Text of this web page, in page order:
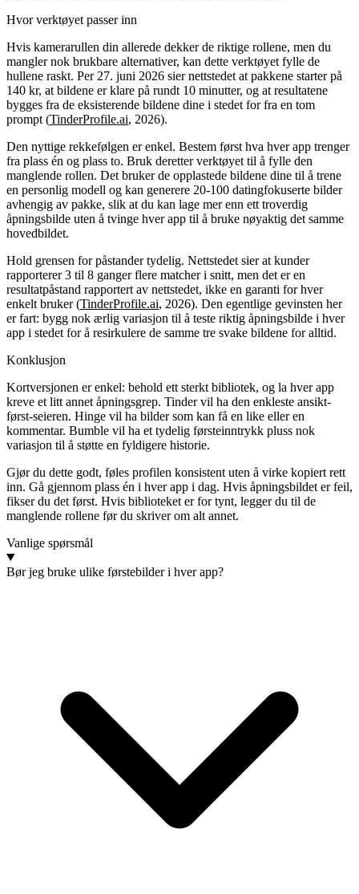
Hvor verktøyet passer inn
Hvis kamerarullen din allerede dekker de riktige rollene, men du
mangler nok brukbare alternativer, kan dette verktøyet fylle de
hullene raskt. Per 27. juni 2026 sier nettstedet at pakkene starter på
140 kr, at bildene er klare på rundt 10 minutter, og at resultatene
bygges fra de eksisterende bildene dine i stedet for fra en tom
prompt (TinderProfile.ai, 2026).
Den nyttige rekkefølgen er enkel. Bestem først hva hver app trenger
fra plass én og plass to. Bruk deretter verktøyet til å fylle den
manglende rollen. Det bruker de opplastede bildene dine til å trene
en personlig modell og kan generere 20-100 datingfokuserte bilder
avhengig av pakke, slik at du kan lage mer enn ett troverdig
åpningsbilde uten å tvinge hver app til å bruke nøyaktig det samme
hovedbildet.
Hold grensen for påstander tydelig. Nettstedet sier at kunder
rapporterer 3 til 8 ganger flere matcher i snitt, men det er en
resultatpåstand rapportert av nettstedet, ikke en garanti for hver
enkelt bruker (TinderProfile.ai, 2026). Den egentlige gevinsten her
er fart: bygg nok ærlig variasjon til å teste riktig åpningsbilde i hver
app i stedet for å resirkulere de samme tre svake bildene for alltid.
Konklusjon
Kortversjonen er enkel: behold ett sterkt bibliotek, og la hver app
kreve et litt annet åpningsgrep. Tinder vil ha den enkleste ansikt-
først-seieren. Hinge vil ha bilder som kan få en like eller en
kommentar. Bumble vil ha et tydelig førsteinntrykk pluss nok
variasjon til å støtte en fyldigere historie.
Gjør du dette godt, føles profilen konsistent uten å virke kopiert rett
inn. Gå gjennom plass én i hver app i dag. Hvis åpningsbildet er feil,
fikser du det først. Hvis biblioteket er for tynt, legger du til de
manglende rollene før du skriver om alt annet.
Vanlige spørsmål
Bør jeg bruke ulike førstebilder i hver app?